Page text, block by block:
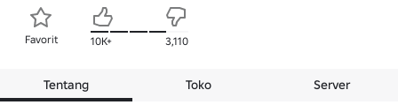
Favorit 10K+ 3,110
Tentang Toko Server